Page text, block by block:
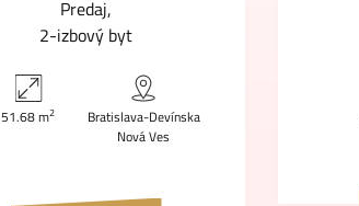
Predaj
2-izbový byt
51.68 m2
Bratislava-Devínska
Nová Ves